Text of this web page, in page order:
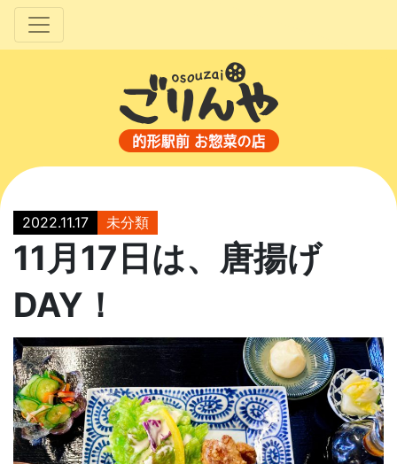
2022.11.17 未分類
11月17日は、唐揚げ
DAY！